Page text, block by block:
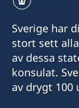
Sverige har
stort sett
av dessa
konsulat.
av drygt 100